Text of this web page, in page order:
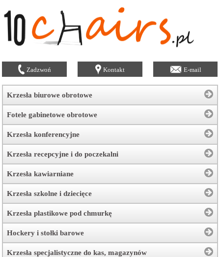
Zadzwoń Kontakt E-mail
Krzesła biurowe obrotowe
Fotele gabinetowe obrotowe
Krzesła konferencyjne
Krzesła recepcyjne i do poczekalni
Krzesła kawiarniane
Krzesła szkolne i dziecięce
Krzesła plastikowe pod chmurkę
Hockery i stołki barowe
Krzesła specjalistyczne do kas, magazynów